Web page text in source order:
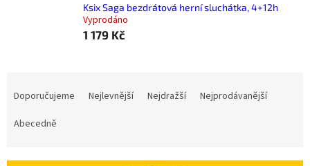
Ksix Saga bezdrátová herní sluchátka, 4+12h
Vyprodáno
1 179 Kč
Doporučujeme Nejlevnější Nejdražší
Nejprodávanější
Abecedně